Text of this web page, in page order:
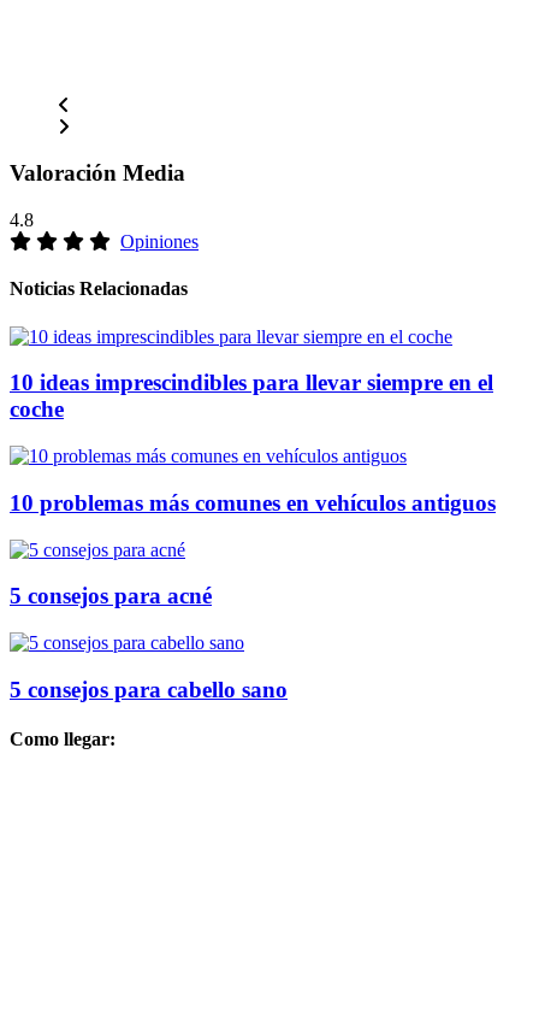
Valoración Media
4.8
Opiniones
Noticias Relacionadas
10 ideas imprescindibles para llevar siempre en el
coche
10 problemas más comunes en vehículos antiguos
5 consejos para acné
5 consejos para cabello sano
Como llegar: